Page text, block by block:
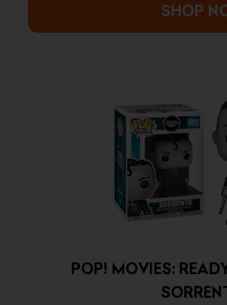
SHOP
POP! MOVIES: